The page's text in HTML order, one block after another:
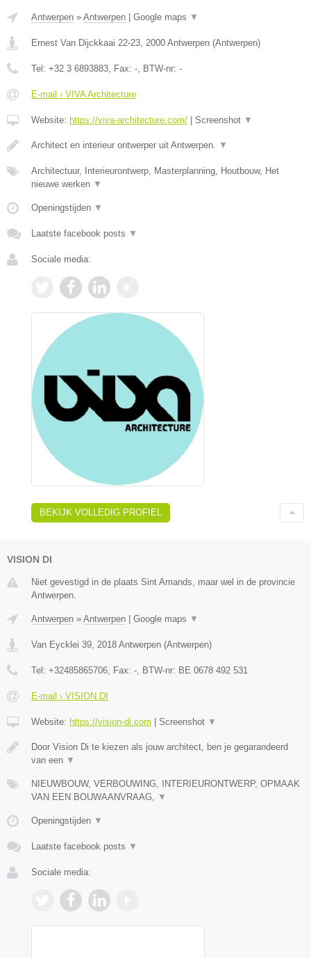
Antwerpen » Antwerpen Google maps ▼
Ernest Van Dijckkaai 22-23, 2000 Antwerpen (Antwerpen)
Tel: +32 3 6893883, Fax: -, BTW-nr: -
E-mail › VIVA Architecture
Website: https://viva-architecture.com/ Screenshot ▼
Architect en interieur ontwerper uit Antwerpen. ▼
Architectuur, Interieurontwerp, Masterplanning, Houtbouw, Het
nieuwe werken ▼
Openingstijden ▼
Laatste facebook posts ▼
Sociale media:
BEKIJK VOLLEDIG PROFIEL
VISION DI
Niet gevestigd in de plaats Sint Amands, maar wel in de provincie
Antwerpen.
Antwerpen » Antwerpen Google maps ▼
Van Eycklei 39, 2018 Antwerpen (Antwerpen)
Tel: +32485865706, Fax: -, BTW-nr: BE 0678 492 531
E-mail › VISION DI
Website: https://vision-di.com Screenshot ▼
Door Vision Di te kiezen als jouw architect, ben je gegarandeerd
van een ▼
NIEUWBOUW, VERBOUWING, INTERIEURONTWERP, OPMAAK
VAN EEN BOUWAANVRAAG, ▼
Openingstijden ▼
Laatste facebook posts ▼
Sociale media: